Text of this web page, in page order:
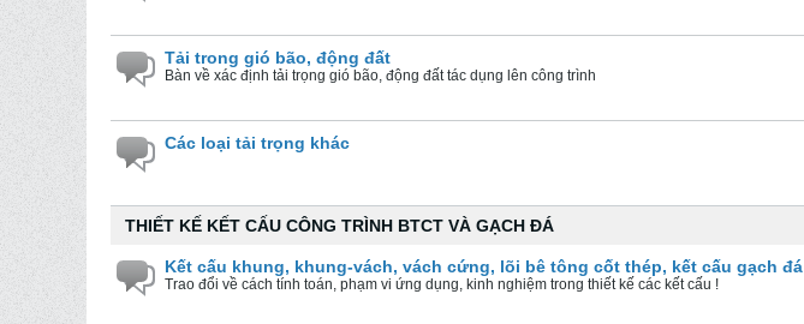
Tải trong gió bão, động đất
Bàn về xác định tải trọng gió bão, động đất tác dụng lên công trình
Các loại tải trọng khác
THIẾT KẾ KẾT CẤU CÔNG TRÌNH BTCT VÀ GẠCH ĐÁ
Kết cấu khung, khung-vách, vách cứng, lõi bê tông cốt thép, kết cấu gạch đá
Trao đổi về cách tính toán, phạm vi ứng dụng, kinh nghiệm trong thiết kế các kết cấu !